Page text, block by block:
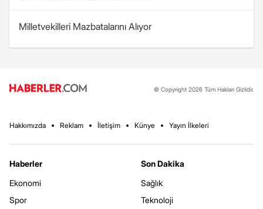
Milletvekilleri Mazbatalarını Alıyor
© Copyright 2026 Tüm Hakları Gizlidir.
Hakkımızda Reklam İletişim Künye Yayın İlkeleri
Haberler
Ekonomi
Spor
Son Dakika
Sağlık
Teknoloji